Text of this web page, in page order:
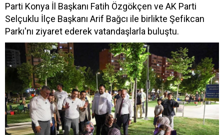
Parti Konya İl Başkanı Fatih Özgökçen ve AK Parti
Selçuklu İlçe Başkanı Arif Bağcı ile birlikte Şefikcan
Parkı'nı ziyaret ederek vatandaşlarla buluştu.